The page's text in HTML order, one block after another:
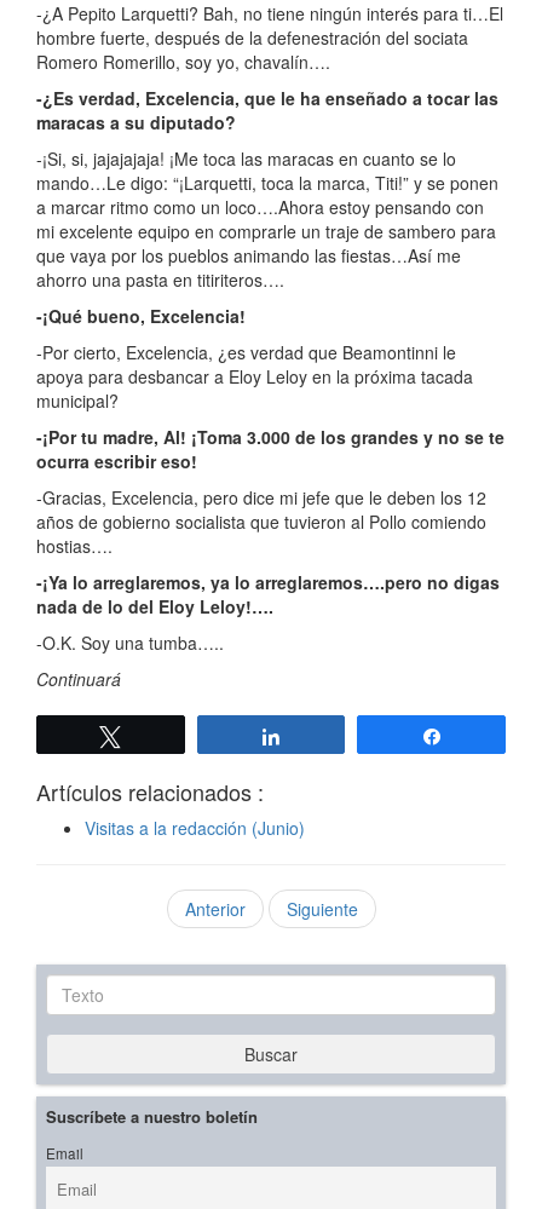
-¿A Pepito Larquetti? Bah, no tiene ningún interés para ti…El
hombre fuerte, después de la defenestración del sociata
Romero Romerillo, soy yo, chavalín….
-¿Es verdad, Excelencia, que le ha enseñado a tocar las
maracas a su diputado?
-¡Si, si, jajajajaja! ¡Me toca las maracas en cuanto se lo
mando…Le digo: “¡Larquetti, toca la marca, Titi!” y se ponen
a marcar ritmo como un loco….Ahora estoy pensando con
mi excelente equipo en comprarle un traje de sambero para
que vaya por los pueblos animando las fiestas…Así me
ahorro una pasta en titiriteros….
-¡Qué bueno, Excelencia!
-Por cierto, Excelencia, ¿es verdad que Beamontinni le
apoya para desbancar a Eloy Leloy en la próxima tacada
municipal?
-¡Por tu madre, Al! ¡Toma 3.000 de los grandes y no se te
ocurra escribir eso!
-Gracias, Excelencia, pero dice mi jefe que le deben los 12
años de gobierno socialista que tuvieron al Pollo comiendo
hostias….
-¡Ya lo arreglaremos, ya lo arreglaremos….pero no digas
nada de lo del Eloy Leloy!….
-O.K. Soy una tumba…..
Continuará
Artículos relacionados :
Visitas a la redacción (Junio)
Anterior Siguiente
Texto
Buscar
Suscríbete a nuestro boletín
Email